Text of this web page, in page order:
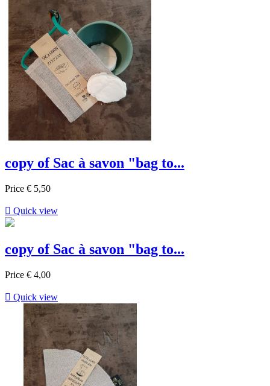
copy of Sac à savon "bag to...
Price € 5,50
 Quick view
copy of Sac à savon "bag to...
Price € 4,00
 Quick view